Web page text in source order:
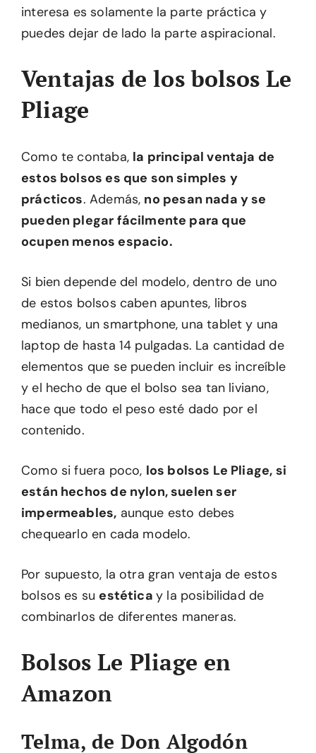
interesa es solamente la parte práctica y
puedes dejar de lado la parte aspiracional.
Ventajas de los bolsos Le
Pliage
Como te contaba, la principal ventaja de
estos bolsos es que son simples y
prácticos. Además, no pesan nada y se
pueden plegar fácilmente para que
ocupen menos espacio.
Si bien depende del modelo, dentro de uno
de estos bolsos caben apuntes, libros
medianos, un smartphone, una tablet y una
laptop de hasta 14 pulgadas. La cantidad de
elementos que se pueden incluir es increíble
y el hecho de que el bolso sea tan liviano,
hace que todo el peso esté dado por el
contenido.
Como si fuera poco, los bolsos Le Pliage, si
están hechos de nylon, suelen ser
impermeables, aunque esto debes
chequearlo en cada modelo.
Por supuesto, la otra gran ventaja de estos
bolsos es su estética y la posibilidad de
combinarlos de diferentes maneras.
Bolsos Le Pliage en
Amazon
Telma, de Don Algodón